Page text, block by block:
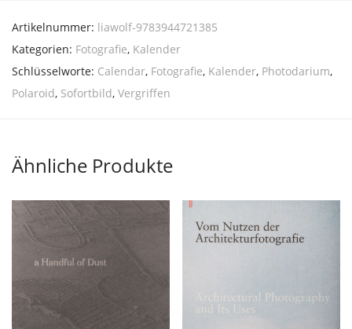
Artikelnummer: liawolf-9783944721385
Kategorien: Fotografie, Kalender
Schlüsselworte: Calendar, Fotografie, Kalender, Photodarium,
Polaroid, Sofortbild, Vergriffen
Ähnliche Produkte